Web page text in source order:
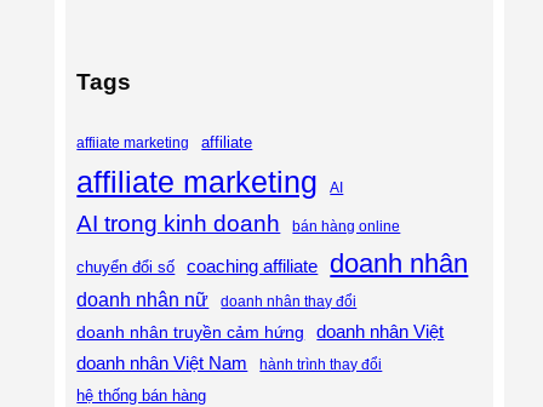
Tags
affiiate marketing affiliate
affiliate marketing AI
AI trong kinh doanh bán hàng online
chuyển đổi số coaching affiliate doanh nhân
doanh nhân nữ doanh nhân thay đổi
doanh nhân truyền cảm hứng
doanh nhân Việt
doanh nhân Việt Nam
hành trình thay đổi
hệ thống bán hàng